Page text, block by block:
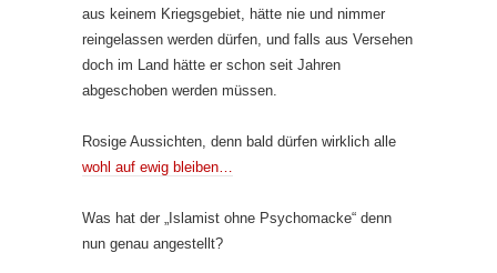
aus keinem Kriegsgebiet, hätte nie und nimmer
reingelassen werden dürfen, und falls aus Versehen
doch im Land hätte er schon seit Jahren
abgeschoben werden müssen.
Rosige Aussichten, denn bald dürfen wirklich alle
wohl auf ewig bleiben…
Was hat der „Islamist ohne Psychomacke“ denn
nun genau angestellt?